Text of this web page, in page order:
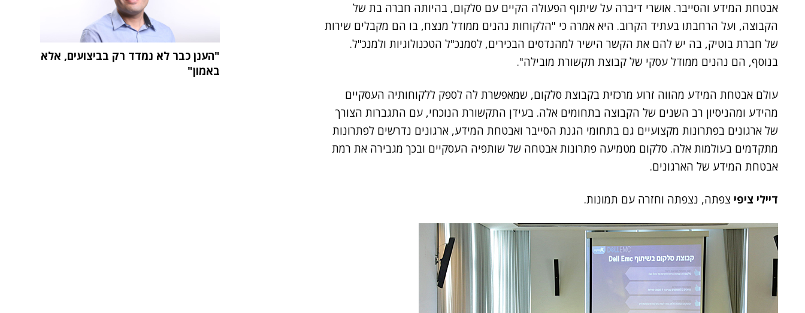
אבטחת המידע והסייבר. אושרי דיברה על שיתוף הפעולה הקיים עם סלקום, בהיותה חברה בת של
הקבוצה, ועל הרחבתו בעתיד הקרוב. היא אמרה כי "הלקוחות נהנים ממודל מנצח, בו הם מקבלים שירות
של חברת בוטיק, בה יש להם את הקשר הישיר למהנדסים הבכירים, לסמנכ"ל הטכנולוגיות ולמנכ"ל.
בנוסף, הם נהנים ממודל עסקי של קבוצת תקשורת מובילה".
עולם אבטחת המידע מהווה זרוע מרכזית בקבוצת סלקום, שמאפשרת לה לספק ללקוחותיה העסקיים
מהידע ומהניסיון רב השנים של הקבוצה בתחומים אלה. בעידן התקשורת הנוכחי, עם התגברות הצורך
של ארגונים בפתרונות מקצועיים גם בתחומי הגנת הסייבר ואבטחת המידע, ארגונים נדרשים לפתרונות
מתקדמים בעולמות אלה. סלקום מטמיעה פתרונות אבטחה של שותפיה העסקיים ובכך מגבירה את רמת
אבטחת המידע של הארגונים.
דיילי ציפי צפתה, נצפתה וחזרה עם תמונות.
"הענן כבר לא נמדד רק בביצועים, אלא
באמון"